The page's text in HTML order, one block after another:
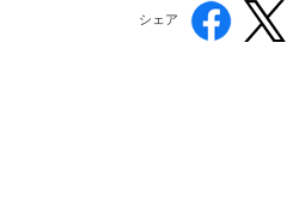
シェア